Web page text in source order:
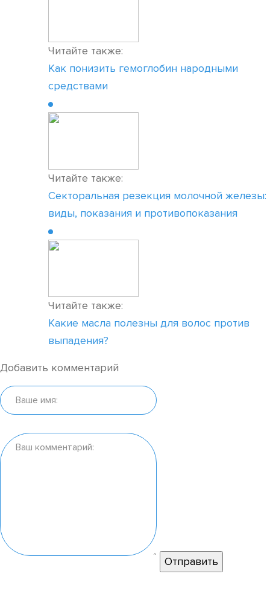
Читайте также:
Как понизить гемоглобин народными
средствами
Читайте также:
Секторальная резекция молочной железы:
виды, показания и противопоказания
Читайте также:
Какие масла полезны для волос против
выпадения?
Добавить комментарий